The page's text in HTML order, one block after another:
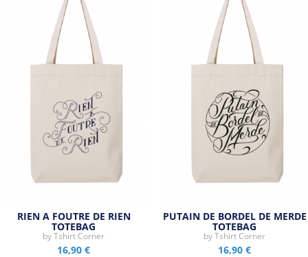
RIEN A FOUTRE DE RIEN
TOTEBAG
byTshirt Corner
16,90 €
PUTAIN DE BORDEL DE MERDE
TOTEBAG
byTshirt Corner
16,90 €